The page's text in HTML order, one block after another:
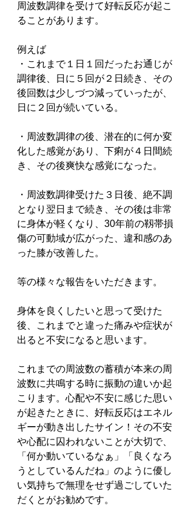
周波数調律を受けて好転反応が起こ
ることがあります。
例えば
・これまで１日１回だったお通じが
調律後、日に５回が２日続き、その
後回数は少しづつ減っていったが、
日に２回が続いている。
・周波数調律の後、潜在的に何か変
化した感覚があり、下痢が４日間続
き、その後爽快な感覚になった。
・周波数調律受けた３日後、絶不調
となり翌日まで続き、その後は非常
に身体が軽くなり、30年前の靱帯損
傷の可動域が広がった、違和感のあ
った膝が改善した。
等の様々な報告をいただきます。
身体を良くしたいと思って受けた
後、これまでと違った痛みや症状が
出ると不安になると思います。
これまでの周波数の蓄積が本来の周
波数に共鳴する時に振動の違いか起
こります。心配や不安に感じた思い
が起きたときに、好転反応はエネル
ギーが動き出したサイン！その不安
や心配に囚われないことが大切で、
「何か動いているなぁ」「良くなろ
うとしているんだね」のように優し
い気持ちで無理をせず過ごしていた
だくとがお勧めです。